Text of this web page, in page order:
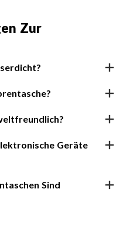
Zur
Geräte
Sind